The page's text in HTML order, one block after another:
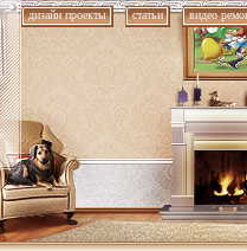
дизайн проекты статьи видео